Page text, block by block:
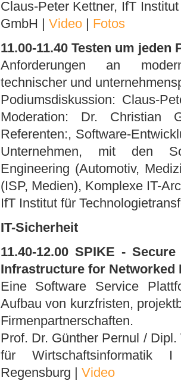
Claus-Peter Kettner, IfT
GmbH | Video| Fotos
11.00-11.40 Testen um jeden
Anforderungen an
technischer und
Podiumsdiskussion: Claus-
Moderation: Dr. Christian
Referenten:, Software-
Unternehmen, mit den
Engineering (Automotiv,
(ISP, Medien), Komplexe IT-
IfT Institut für
IT-Sicherheit
11.40-12.00 SPIKE -
Infrastructure for Networked
Eine Software Service
Aufbau von kurzfristen,
Firmenpartnerschaften.
Prof. Dr. Günther Pernul /
für Wirtschaftsinformatik
Regensburg | Video